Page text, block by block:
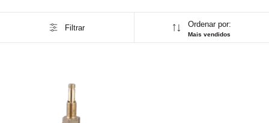
Filtrar Ordenar por:
Mais vendidos